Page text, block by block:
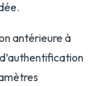
antérieure à